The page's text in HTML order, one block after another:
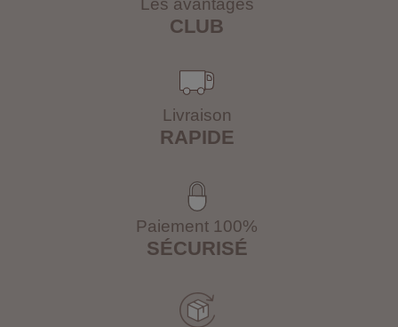
Les avantages
CLUB
Livraison
RAPIDE
Paiement 100%
SÉCURISÉ